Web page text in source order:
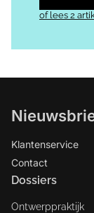
of lees 2
Klantenservice
Contact
Dossiers
Ontwerppraktijk